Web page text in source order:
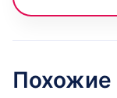
Похожие